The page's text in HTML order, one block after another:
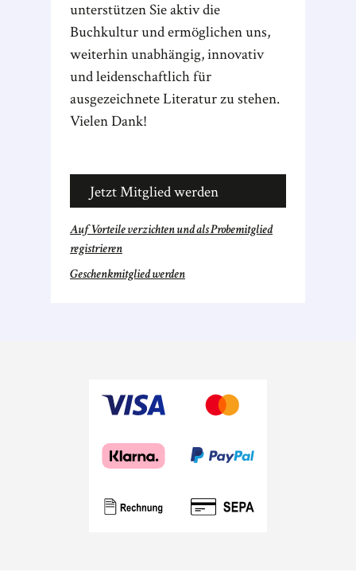
unterstützen Sie aktiv die
Buchkultur und ermöglichen uns,
weiterhin unabhängig, innovativ
und leidenschaftlich für
ausgezeichnete Literatur zu stehen.
Vielen Dank!
Jetzt Mitglied werden
Auf Vorteile verzichten und als Probemitglied
registrieren
Geschenkmitglied werden